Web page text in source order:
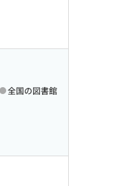
全国の図書館